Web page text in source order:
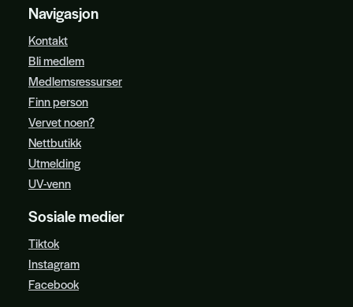
Navigasjon
Kontakt
Bli medlem
Medlemsressurser
Finn person
Vervet noen?
Nettbutikk
Utmelding
UV-venn
Sosiale medier
Tiktok
Instagram
Facebook